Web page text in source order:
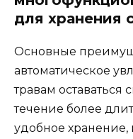
для хранения
Основные
автоматическое
травам
течение более
удобное